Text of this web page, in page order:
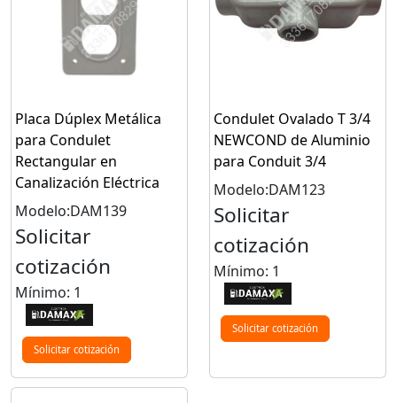
Placa Dúplex Metálica
para Condulet
Rectangular en
Canalización Eléctrica
Modelo:DAM139
Solicitar
cotización
Mínimo: 1
Solicitar cotización
Condulet Ovalado T 3/4
NEWCOND de Aluminio
para Conduit 3/4
Modelo:DAM123
Solicitar
cotización
Mínimo: 1
Solicitar cotización